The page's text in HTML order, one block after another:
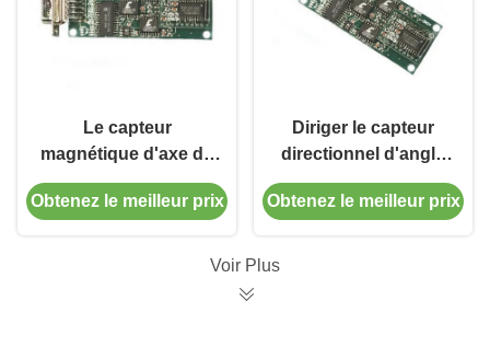
Le capteur
magnétique d'axe de
l'angle d'inclinaison 3,
remplacent le capteur
Obtenez le meilleur prix
Diriger le capteur
directionnel d'angle
sans le titre de lacet
de mètre de gauss de
Obtenez le meilleur prix
Voir Plus